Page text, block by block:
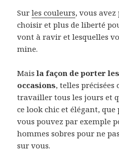
Surles couleurs, vous
choisir et plus de liberté
vont à ravir et lesquelles
mine.
Maisla façon de porter
occasions, telles précisées
travailler tous les jours et
ce look chic et élégant,
vous pouvez par exemple
hommes sobres pour ne
sur vous.